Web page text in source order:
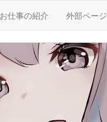
お仕事の紹介 外部ページ